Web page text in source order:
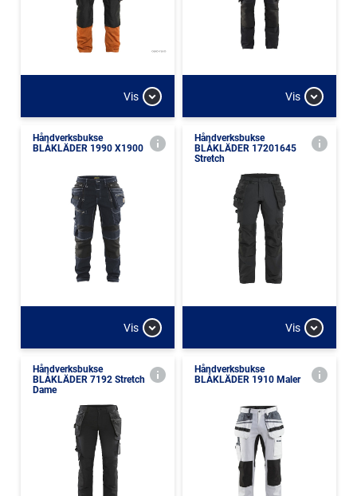
Vis Vis
Håndverksbukse
BLÅKLÄDER 1990 X1900
Vis
Håndverksbukse
BLÅKLÄDER 17201645
Stretch
Vis
Håndverksbukse
BLÅKLÄDER 7192 Stretch
Dame
Håndverksbukse
BLÅKLÄDER 1910 Maler